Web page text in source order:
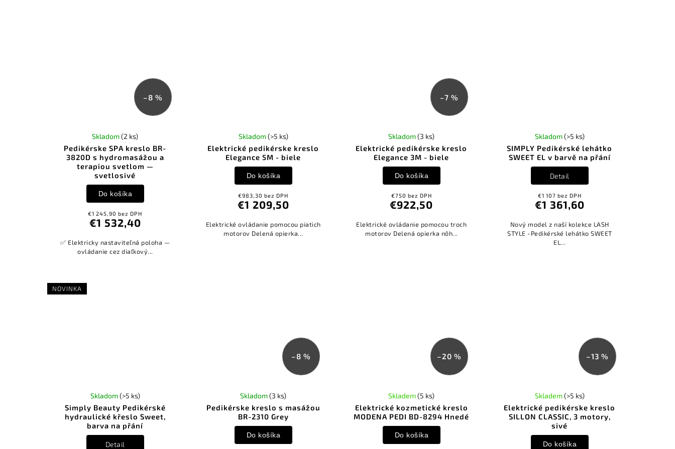
–8 %
Pedikérske SPA kreslo BR-
3820D s hydromasážou a
terapiou svetlom —
svetlosivé
Skladom(2 ks)
€1 245,90 bez DPH
€1 532,40
Do košíka
✅ Elektricky nastaviteľná poloha —
ovládanie cez diaľkový...
Elektrické pedikérske kreslo
Elegance 5M - biele
Skladom(>5 ks)
€983,30 bez DPH
€1 209,50
Do košíka
Elektrické ovládanie pomocou piatich
motorov Delená opierka...
–7 %
Elektrické pedikérske kreslo
Elegance 3M - biele
Skladom(3 ks)
€750 bez DPH
€922,50
Do košíka
Elektrické ovládanie pomocou troch
motorov Delená opierka nôh...
SIMPLY Pedikérské lehátko
SWEET EL v barvě na přání
Skladom(>5 ks)
€1 107 bez DPH
€1 361,60
Detail
Nový model z naší kolekce LASH
STYLE -Pedikérské lehátko SWEET
EL...
NOVINKA
Simply Beauty Pedikérské
hydraulické křeslo Sweet,
barva na přání
Skladom(>5 ks)
Detail
–8 %
Pedikérske kreslo s masážou
BR-2310 Grey
Skladom(3 ks)
Do košíka
–20 %
Elektrické kozmetické kreslo
MODENA PEDI BD-8294 Hnedé
Skladem(5 ks)
Do košíka
–13 %
Elektrické pedikérske kreslo
SILLON CLASSIC, 3 motory,
sivé
Skladem(>5 ks)
Do košíka